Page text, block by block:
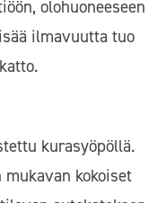
olohuoneeseen
ilmavuutta tuo
kurasyöpöllä.
kokoiset